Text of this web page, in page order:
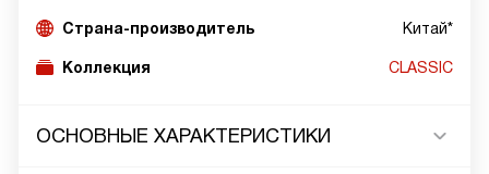
Страна-производитель Китай*
Коллекция CLASSIC
ОСНОВНЫЕ ХАРАКТЕРИСТИКИ